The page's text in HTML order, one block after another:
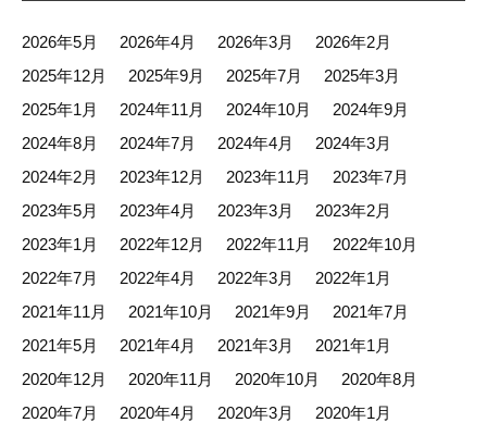
2026年5月 2026年4月 2026年3月
2026年2月
2025年12月
2025年9月 2025年7月
2025年3月
2025年1月
2024年11月 2024年10月
2024年9月
2024年8月
2024年7月 2024年4月
2024年3月
2024年2月
2023年12月 2023年11月
2023年7月
2023年5月
2023年4月 2023年3月
2023年2月
2023年1月
2022年12月 2022年11月
2022年10月
2022年7月
2022年4月 2022年3月
2022年1月
2021年11月
2021年10月 2021年9月
2021年7月
2021年5月
2021年4月 2021年3月
2021年1月
2020年12月
2020年11月 2020年10月
2020年8月
2020年7月
2020年4月 2020年3月
2020年1月